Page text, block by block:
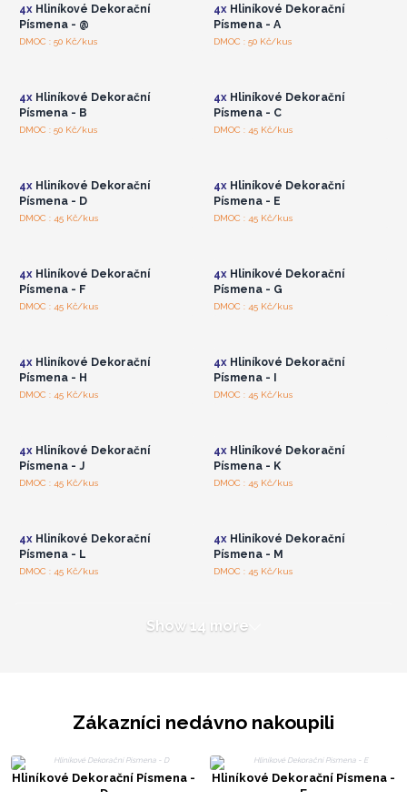
4xHliníkové Dekorační
Písmena - @
DMOC : 50 Kč/kus
4xHliníkové Dekorační
Písmena - A
DMOC : 50 Kč/kus
Přihlaste se nebo se
4xHliníkové Dekorační
Písmena - B
DMOC : 50 Kč/kus
Přihlaste se nebo se
4xHliníkové Dekorační
Písmena - C
DMOC : 45 Kč/kus
Přihlaste se nebo se
4xHliníkové Dekorační
Písmena - D
DMOC : 45 Kč/kus
Přihlaste se nebo se
4xHliníkové Dekorační
Písmena - E
DMOC : 45 Kč/kus
Přihlaste se nebo se
4xHliníkové Dekorační
Písmena - F
DMOC : 45 Kč/kus
Přihlaste se nebo se
4xHliníkové Dekorační
Písmena - G
DMOC : 45 Kč/kus
Přihlaste se nebo se
4xHliníkové Dekorační
Písmena - H
DMOC : 45 Kč/kus
Přihlaste se nebo se
4xHliníkové Dekorační
Písmena - I
DMOC : 45 Kč/kus
Přihlaste se nebo se
4xHliníkové Dekorační
Písmena - J
DMOC : 45 Kč/kus
Přihlaste se nebo se
4xHliníkové Dekorační
Písmena - K
DMOC : 45 Kč/kus
Přihlaste se nebo se
4xHliníkové Dekorační
Písmena - L
DMOC : 45 Kč/kus
Přihlaste se nebo se
4xHliníkové Dekorační
Písmena - M
DMOC : 45 Kč/kus
Show 14 more
Zákazníci nedávno nakoupili
Hliníkové Dekorační Písmena -
D
Hliníkové Dekorační Písmena -
E